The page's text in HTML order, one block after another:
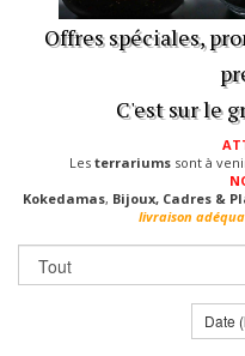
Offres spéciales,
C'est sur le
Lesterrariums sont à
Kokedamas, Bijoux, Cadres &
livraison
Date